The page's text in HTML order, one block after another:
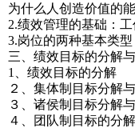
为什么人创造价值的
2.绩效管理的基础：
3.岗位的两种基本类型
三、绩效目标的分解
1、绩效目标的分解
２、集体制目标分解
３、诸侯制目标分解
４、团队制目标的分